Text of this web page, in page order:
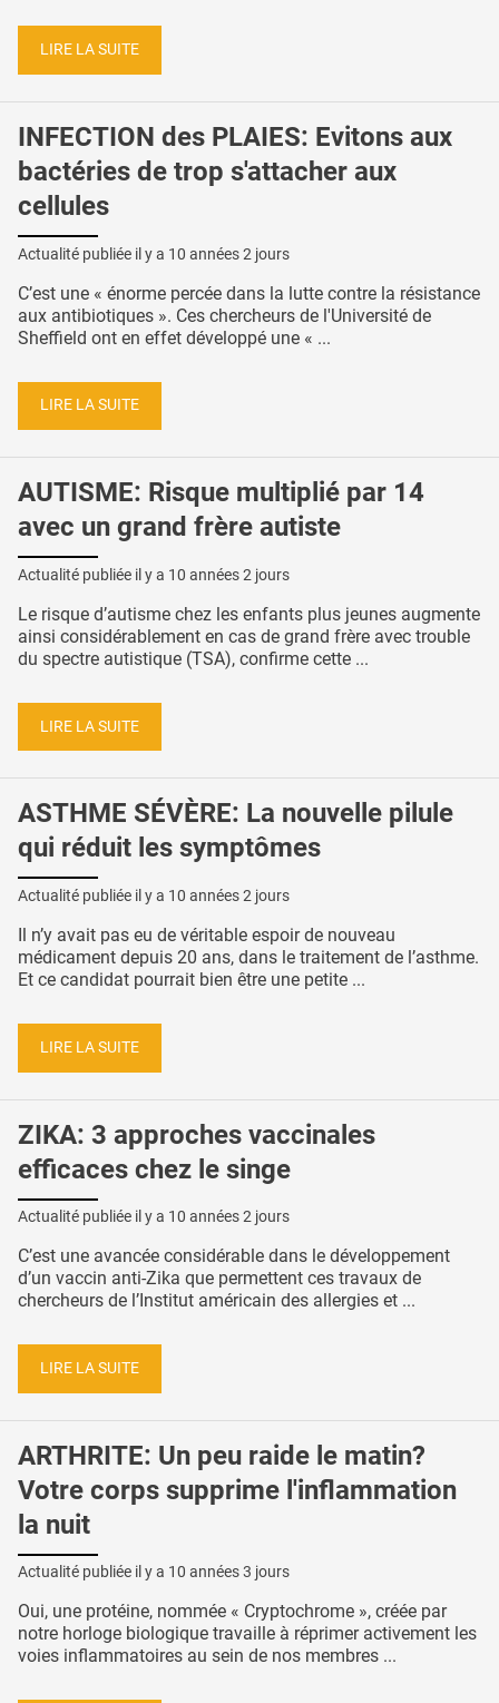
LIRE LA SUITE
INFECTION des PLAIES: Evitons aux
bactéries de trop s'attacher aux
cellules
Actualité publiée il y a 10 années 2 jours
C’est une « énorme percée dans la lutte contre la résistance
aux antibiotiques ». Ces chercheurs de l'Université de
Sheffield ont en effet développé une « ...
LIRE LA SUITE
AUTISME: Risque multiplié par 14
avec un grand frère autiste
Actualité publiée il y a 10 années 2 jours
Le risque d’autisme chez les enfants plus jeunes augmente
ainsi considérablement en cas de grand frère avec trouble
du spectre autistique (TSA), confirme cette ...
LIRE LA SUITE
ASTHME SÉVÈRE: La nouvelle pilule
qui réduit les symptômes
Actualité publiée il y a 10 années 2 jours
Il n’y avait pas eu de véritable espoir de nouveau
médicament depuis 20 ans, dans le traitement de l’asthme.
Et ce candidat pourrait bien être une petite ...
LIRE LA SUITE
ZIKA: 3 approches vaccinales
efficaces chez le singe
Actualité publiée il y a 10 années 2 jours
C’est une avancée considérable dans le développement
d’un vaccin anti-Zika que permettent ces travaux de
chercheurs de l’Institut américain des allergies et ...
LIRE LA SUITE
ARTHRITE: Un peu raide le matin?
Votre corps supprime l'inflammation
la nuit
Actualité publiée il y a 10 années 3 jours
Oui, une protéine, nommée « Cryptochrome », créée par
notre horloge biologique travaille à réprimer activement les
voies inflammatoires au sein de nos membres ...